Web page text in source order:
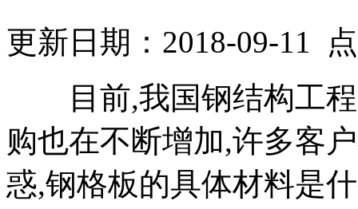
更新日期：2018-09-11
目前,我国钢结构工程
购也在不断增加,许多客
惑,钢格板的具体材料是